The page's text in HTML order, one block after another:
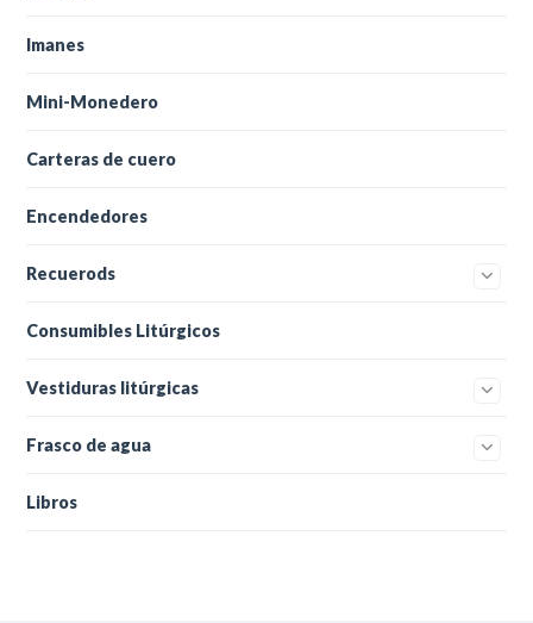
Imanes
Mini-Monedero
Carteras de cuero
Encendedores
Recuerods
Consumibles Litúrgicos
Vestiduras litúrgicas
Frasco de agua
Libros